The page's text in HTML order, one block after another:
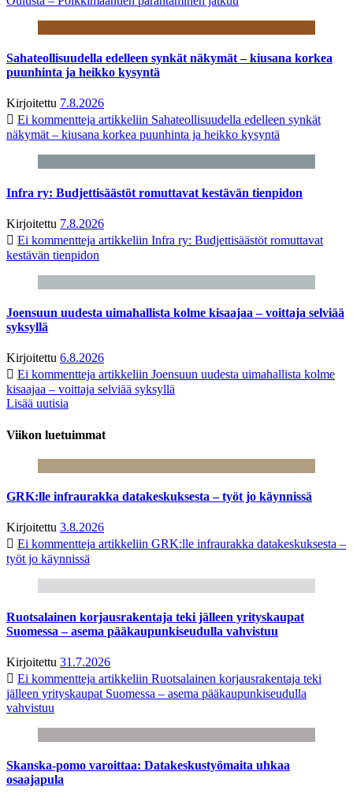
Sahateollisuudella edelleen synkät näkymät – kiusana korkea
puunhinta ja heikko kysyntä
Kirjoitettu 7.8.2026
Ei kommentteja artikkeliin Sahateollisuudella edelleen synkät
näkymät – kiusana korkea puunhinta ja heikko kysyntä
Infra ry: Budjettisäästöt romuttavat kestävän tienpidon
Kirjoitettu 7.8.2026
Ei kommentteja artikkeliin Infra ry: Budjettisäästöt romuttavat
kestävän tienpidon
Joensuun uudesta uimahallista kolme kisaajaa – voittaja selviää
syksyllä
Kirjoitettu 6.8.2026
Ei kommentteja artikkeliin Joensuun uudesta uimahallista kolme
kisaajaa – voittaja selviää syksyllä
Lisää uutisia
Viikon luetuimmat
GRK:lle infraurakka datakeskuksesta – työt jo käynnissä
Kirjoitettu 3.8.2026
Ei kommentteja artikkeliin GRK:lle infraurakka datakeskuksesta –
työt jo käynnissä
Ruotsalainen korjausrakentaja teki jälleen yrityskaupat
Suomessa – asema pääkaupunkiseudulla vahvistuu
Kirjoitettu 31.7.2026
Ei kommentteja artikkeliin Ruotsalainen korjausrakentaja teki
jälleen yrityskaupat Suomessa – asema pääkaupunkiseudulla
vahvistuu
Skanska-pomo varoittaa: Datakeskustyömaita uhkaa
osaajapula